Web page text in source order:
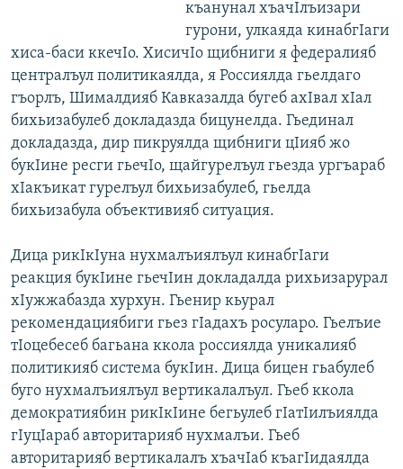
къанунал хъачIлъизари
гурони, улкаяда кинабгIаги
хиса-баси ккечIо. ХисичIо щибниги я федералияб
централъул политикаялда, я Россиялда гьелдаго
гъорлъ, Шималдияб Кавказалда бугеб ахIвал хIал
бихьизабулеб докладазда бицунелда. Гьединал
докладазда, дир пикруялда щибниги цIияб жо
букIине ресги гьечIо, щайгурелъул гьезда ургъараб
хIакъикат гурелъул бихьизабулеб, гьелда
бихьизабула объективияб ситуация.
Дица рикIкIуна нухмалъиялъул кинабгIаги
реакция букIине гьечIин докладалда рихьизарурал
хIужжабазда хурхун. Гьенир кьурал
рекомендациябиги гьез гIадахъ росуларо. Гьелъие
тIоцебесеб багьана ккола россиялда уникалияб
политикияб система букIин. Дица бицен гьабулеб
буго нухмалъиялъул вертикалалъул. Гьеб ккола
демократиябин рикIкIине бегьулеб гIатIилъиялда
гIуцIараб авторитарияб нухмалъи. Гьеб
авторитарияб вертикалалъ хъачIаб къагIидаялда